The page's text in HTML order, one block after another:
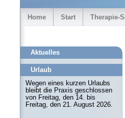
Home Start Therapie-
Aktuelles
Urlaub
Wegen eines kurzen Urlaubs
bleibt die Praxis geschlossen
von Freitag, den 14. bis
Freitag, den 21. August 2026.